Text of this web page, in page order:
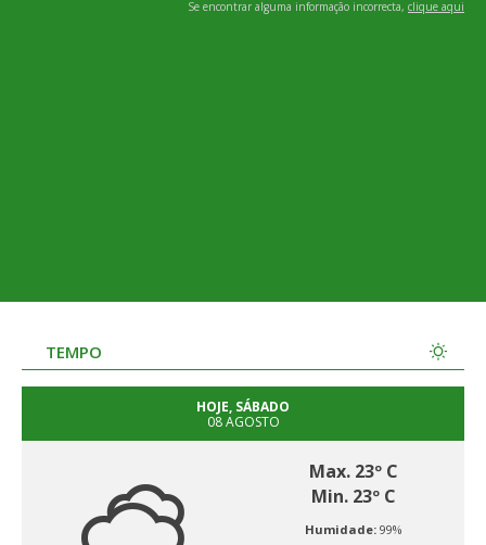
Se encontrar alguma informação incorrecta, clique aqui
TEMPO
HOJE, SÁBADO
08 AGOSTO
Max. 23º C
Min. 23º C
Humidade: 99%